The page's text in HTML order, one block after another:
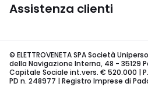
Assistenza clienti
© ELETTROVENETA SPA Società
della Navigazione Interna, 48 - 35129
Capitale Sociale int.vers. € 520.000 | P.
PD n. 248977 | Registro Imprese di